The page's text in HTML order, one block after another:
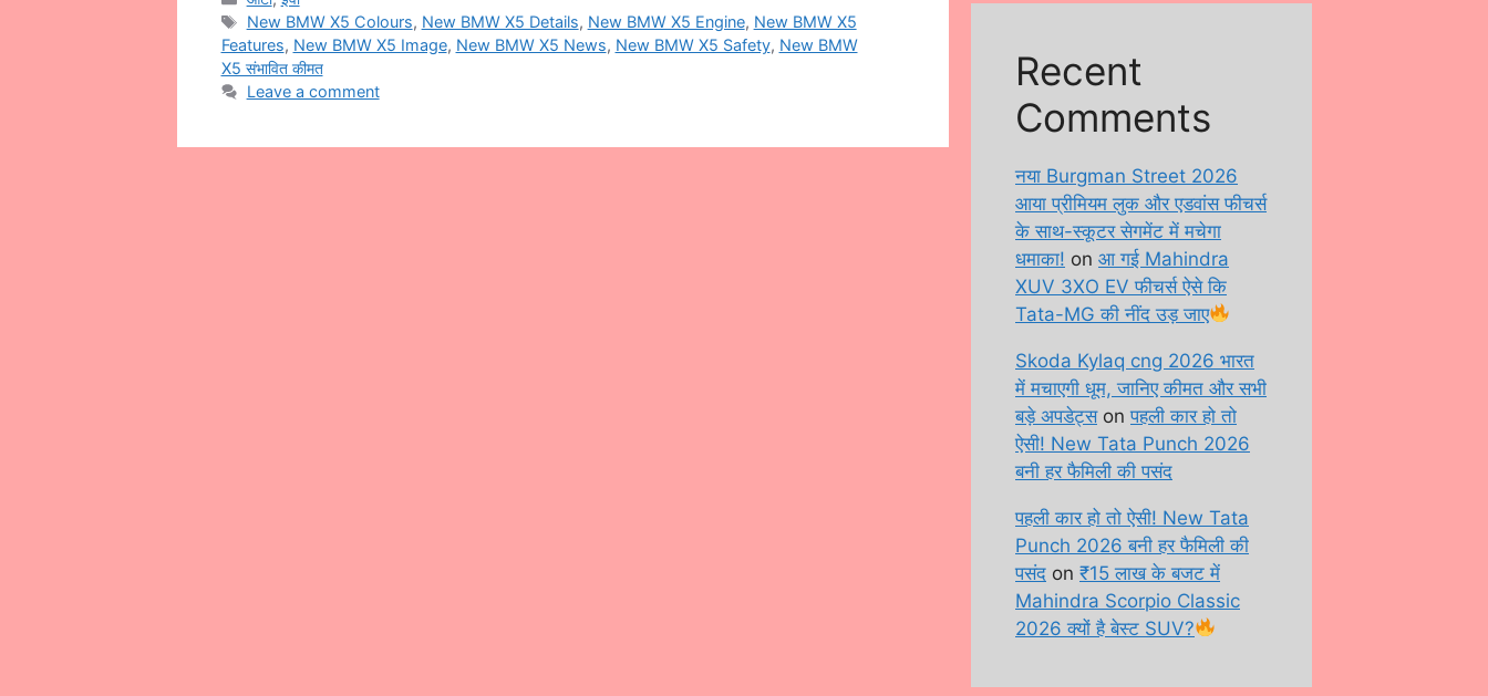
Tags
New BMW X5 Colours, New BMW X5 Details, New BMW X5 Engine, New BMW X5
Features, New BMW X5 Image, New BMW X5 News, New BMW X5 Safety, New BMW
X5 संभावित कीमत
Leave a comment
Recent
Comments
नया Burgman Street 2026
आया प्रीमियम लुक और एडवांस फीचर्स
के साथ-स्कूटर सेगमेंट में मचेगा
धमाका! on आ गई Mahindra
XUV 3XO EV फीचर्स ऐसे कि
Tata-MG की नींद उड़ जाए
Skoda Kylaq cng 2026 भारत
में मचाएगी धूम, जानिए कीमत और सभी
बड़े अपडेट्सonपहली कार हो तो
ऐसी! New Tata Punch 2026
बनी हर फैमिली की पसंद
पहली कार हो तो ऐसी! New Tata
Punch 2026 बनी हर फैमिली की
पसंद on ₹15 लाख के बजट में
Mahindra Scorpio Classic
2026 क्यों है बेस्ट SUV?